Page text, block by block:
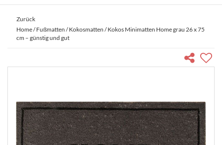
Zurück
Home/Fußmatten /Kokosmatten / Kokos Minimatten Home grau 26 x 75
cm – günstig und gut